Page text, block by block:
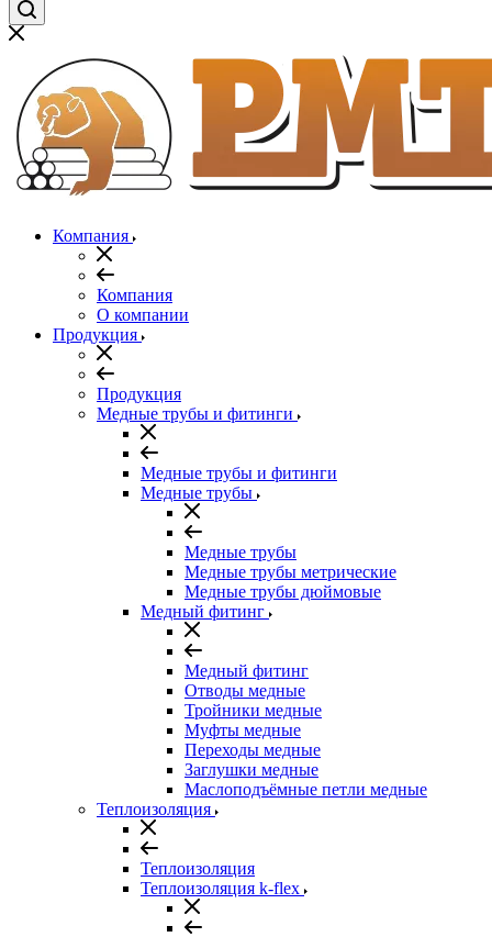
Компания
Компания
О компании
Продукция
Продукция
Медные трубы и фитинги
Медные трубы и фитинги
Медные трубы
Медные трубы
Медные трубы метрические
Медные трубы дюймовые
Медный фитинг
Медный фитинг
Отводы медные
Тройники медные
Муфты медные
Переходы медные
Заглушки медные
Маслоподъёмные петли медные
Теплоизоляция
Теплоизоляция
Теплоизоляция k-flex